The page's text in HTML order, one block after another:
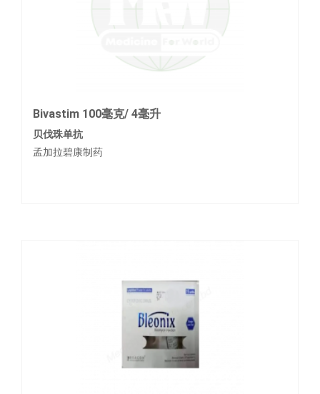
Bivastim 100毫克/ 4毫升
贝伐珠单抗
孟加拉碧康制药